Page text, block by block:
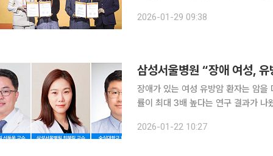
다. 비만에서의 간 건강 관리 필요성
2026-01-29 09:38
삼성서울병원 “장애 여성,
장애가 있는 여성 유방암 환자는 암
률이 최대 3배 높다는 연구 결과가 나왔다. 신동욱·최혜림 삼성서울병원 암환자삶의질
를 분석해 국제학술지 ‘자마 네트
2026-01-22 10:27